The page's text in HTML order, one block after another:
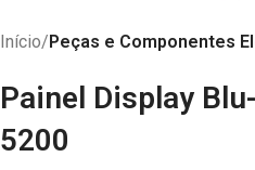
Início Peças e Componentes
Painel Display
5200